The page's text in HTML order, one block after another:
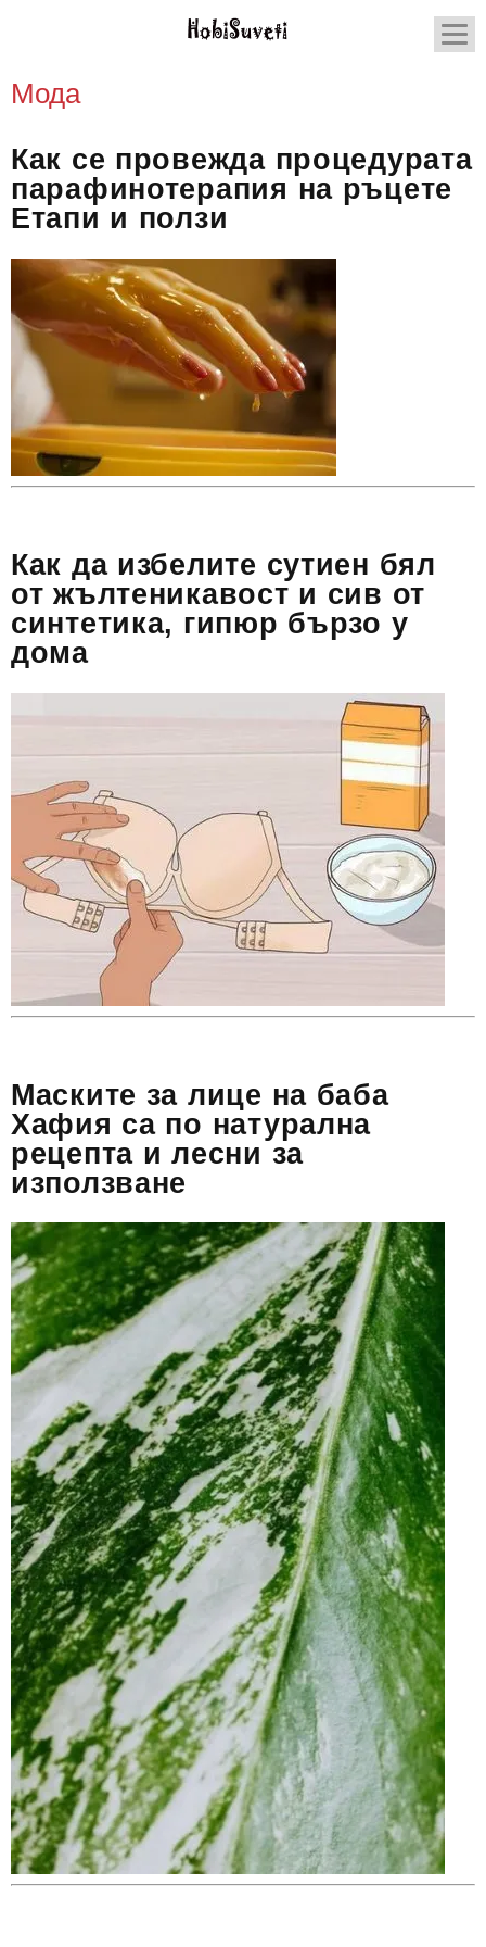
Мода
Как се провежда процедурата
парафинотерапия на ръцете
Етапи и ползи
Как да избелите сутиен бял
от жълтеникавост и сив от
синтетика, гипюр бързо у
дома
Маските за лице на баба
Хафия са по натурална
рецепта и лесни за
използване